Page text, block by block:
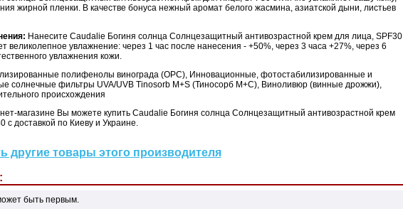
жирной пленки. В качестве бонуса нежный аромат белого жасмина, азиатской дыни, листьев
Нанесите Caudalie Богиня солнца Солнцезащитный антивозрастной крем для лица, SPF30
великолепное увлажнение: через 1 час после нанесения - +50%, через 3 часа +27%, через 6
увлажнения кожи.
полифенолы винограда (ОРС), Инновационные, фотостабилизированные и
солнечные фильтры UVA/UVB Tinosorb M+S (Тиносорб М+С), Виноливюр (винные дрожжи),
происхождения
магазине Вы можете купить Caudalie Богиня солнца Солнцезащитный антивозрастной крем
с доставкой по Киеву и Украине.
другие товары этого производителя
быть первым.